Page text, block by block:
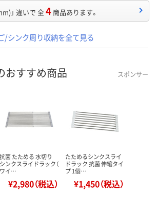
」 違いで 全4 商品あります。
/シンク周り収納を全て見る
おすすめ商品 スポンサー
抗菌 たためる 水切り
シンクスライドラック（
ワイ…
¥2,980（税込）
たためるシンクスライ
ドラック 抗菌 伸縮タイ
プ 1個…
¥1,450（税込）